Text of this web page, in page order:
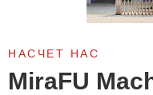
НАСЧЕТ НАС
MiraFU